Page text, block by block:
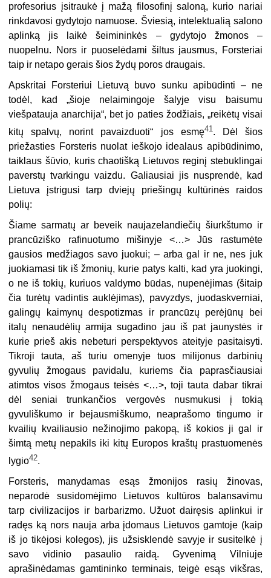
profesorius įsitraukė į mažą filosofinį saloną, kurio nariai
rinkdavosi gydytojo namuose. Šviesią, intelektualią salono
aplinką jis laikė šeimininkės – gydytojo žmonos –
nuopelnu. Nors ir puoselėdami šiltus jausmus, Forsteriai
taip ir netapo gerais šios žydų poros draugais.
Apskritai Forsteriui Lietuvą buvo sunku apibūdinti – ne
todėl, kad „šioje ne­laimingoje šalyje visu baisumu
viešpatauja anarchija“, bet jo paties žodžiais, „rei­kėtų visai
kitų spalvų, norint pavaizduoti“ jos esmę41. Dėl šios
priežasties Fors­teris nuolat ieškojo idealaus apibūdinimo,
taiklaus šūvio, kuris chaotišką Lietu­vos reginį stebuklingai
paverstų tvarkingu vaizdu. Galiausiai jis nusprendė, kad
Lietuva įstrigusi tarp dviejų priešingų kultūrinės raidos
polių:
Šiame sarmatų ar beveik naujazelandiečių šiurkštumo ir
prancūziško rafinuotumo mišiny­je <…> Jūs rastumėte
gausios medžiagos savo juokui; – arba gal ir ne, nes juk
juokiamasi tik iš žmonių, kurie patys kalti, kad yra juokingi,
o ne iš tokių, kuriuos valdymo būdas, nupenėjimas (šitaip
čia turėtų vadintis auklėjimas), pavyzdys, juodaskverniai,
galingų kaimynų despotizmas ir prancūzų perėjūnų bei
italų nenaudėlių armija sugadino jau iš pat jaunystės ir
kurie prieš akis nebeturi perspektyvos ateityje pasitaisyti.
Tikroji tauta, aš turiu omenyje tuos milijonus darbinių
gyvulių žmogaus pavidalu, kuriems čia paprasčiausiai
atimtos visos žmogaus teisės <…>, toji tauta dabar tikrai
dėl seniai trunkančios vergovės nusmukusi į tokią
gyvuliškumo ir bejausmiškumo, neaprašomo tingumo ir
kvailių kvailiausio nežinojimo pakopą, iš kokios ji gal ir
šimtą metų nepakils iki kitų Europos kraštų prastuomenės
lygio42.
Forsteris, manydamas esąs žmonijos rasių žinovas,
neparodė susidomėjimo Lietuvos kultūros balansavimu
tarp civilizacijos ir barbarizmo. Užuot dairęsis aplinkui ir
radęs ką nors nauja arba įdomaus Lietuvos gamtoje (kaip
iš jo tikėjosi kolegos), jis užsisklendė savyje ir susitelkė į
savo vidinio pasaulio raidą. Gyveni­mą Vilniuje
aprašinėdamas gamtininko terminais, teigė esąs vikšras,